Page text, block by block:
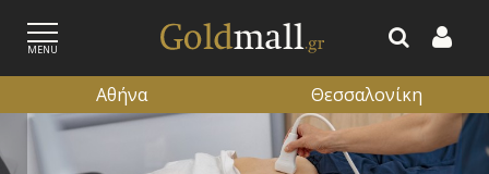
MENU
ΕΙΣΟΔΟΣ
Αθήνα Θεσσαλονίκη